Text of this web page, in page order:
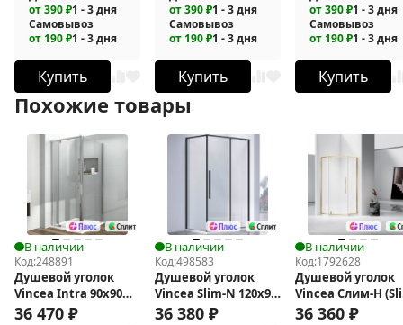
от 390 ₽1 - 3 дня
Самовывоз
от 190 ₽1 - 3 дня
Купить
от 390 ₽1 - 3 дня
Самовывоз
от 190 ₽1 - 3 дня
Купить
от 390 ₽1 - 3 дня
Самовывоз
от 190 ₽1 - 3 дня
Купить
Похожие товары
В наличии
Код:248891
Душевой уголок
Vincea Intra 90х90
VSR-1I809090CL
36 470 ₽
В наличии
Код:498583
Душевой уголок
Vincea Slim-N 120x90
VSR-4SN9012CLB
36 380 ₽
В наличии
Код:1792628
Душевой уголок
Vincea Слим-Н
N) 90х90 VSP-
36 360 ₽